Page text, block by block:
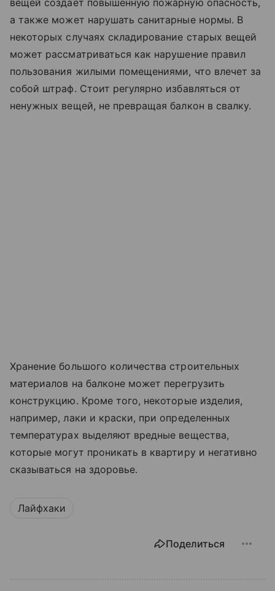
вещей создает повышенную пожарную опасность,
а также может нарушать санитарные нормы. В
некоторых случаях складирование старых вещей
может рассматриваться как нарушение правил
пользования жилыми помещениями, что влечет за
собой штраф. Стоит регулярно избавляться от
ненужных вещей, не превращая балкон в свалку.
Хранение большого количества строительных
материалов на балконе может перегрузить
конструкцию. Кроме того, некоторые изделия,
например, лаки и краски, при определенных
температурах выделяют вредные вещества,
которые могут проникать в квартиру и негативно
сказываться на здоровье.
Лайфхаки
Поделиться